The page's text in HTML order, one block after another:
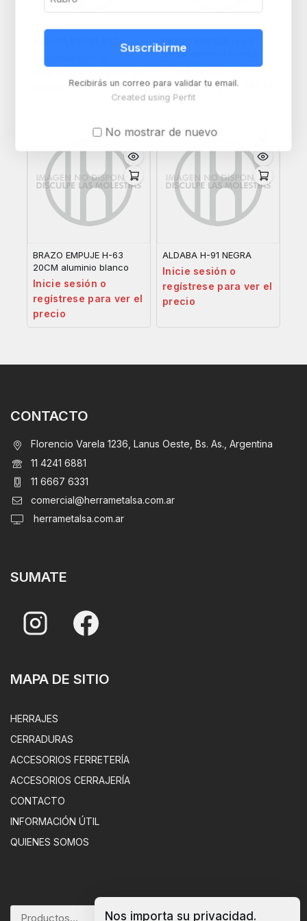
ALDABA 850 BLANCA
BRAZO EMPUJE H-63
25CM aluminio blanco
Inicie sesión o
regístrese para ver el
precio
BRAZO EMPUJE H-63
20CM aluminio blanco
Inicie sesión o
regístrese para ver el
precio
ALDABA H-91 NEGRA
Inicie sesión o
regístrese para ver el
precio
CONTACTO
Florencio Varela 1236, Lanus Oeste, Bs. As., Argentina
11 4241 6881
11 6667 6331
comercial@herrametalsa.com.ar
herrametalsa.com.ar
SUMATE
MAPA DE SITIO
HERRAJES
CERRADURAS
ACCESORIOS FERRETERÍA
ACCESORIOS CERRAJERÍA
CONTACTO
INFORMACIÓN ÚTIL
QUIENES SOMOS
BUSCAR
Suscribirme
Recibirás un correo para validar tu email.
Created using Perfit
No mostrar de nuevo
Nos importa su privacidad.